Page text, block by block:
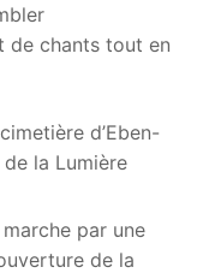
de chants tout en
d’Eben-
la Lumière
par une
de la